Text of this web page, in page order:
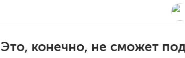
Это, конечно, не сможет